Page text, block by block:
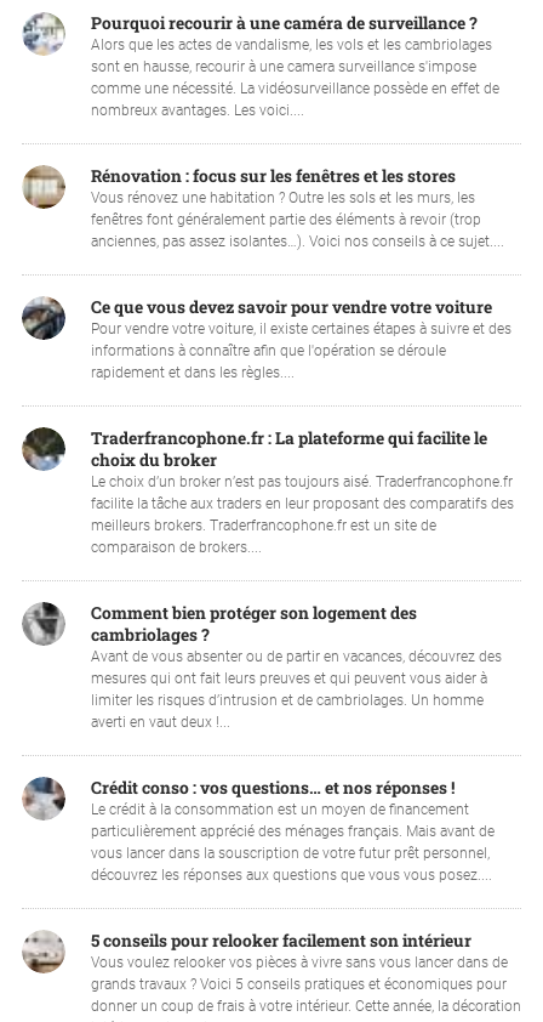
Pourquoi recourir à une caméra de surveillance ?
Alors que les actes de vandalisme, les vols et les cambriolages
sont en hausse, recourir à une camera surveillance s'impose
comme une nécessité. La vidéosurveillance possède en effet de
nombreux avantages. Les voici....
Rénovation : focus sur les fenêtres et les stores
Vous rénovez une habitation ? Outre les sols et les murs, les
fenêtres font généralement partie des éléments à revoir (trop
anciennes, pas assez isolantes…). Voici nos conseils à ce sujet....
Ce que vous devez savoir pour vendre votre voiture
Pour vendre votre voiture, il existe certaines étapes à suivre et des
informations à connaître afin que l'opération se déroule
rapidement et dans les règles....
Traderfrancophone.fr : La plateforme qui facilite le
choix du broker
Le choix d’un broker n’est pas toujours aisé. Traderfrancophone.fr
facilite la tâche aux traders en leur proposant des comparatifs des
meilleurs brokers. Traderfrancophone.fr est un site de
comparaison de brokers....
Comment bien protéger son logement des
cambriolages ?
Avant de vous absenter ou de partir en vacances, découvrez des
mesures qui ont fait leurs preuves et qui peuvent vous aider à
limiter les risques d’intrusion et de cambriolages. Un homme
averti en vaut deux !...
Crédit conso : vos questions… et nos réponses !
Le crédit à la consommation est un moyen de financement
particulièrement apprécié des ménages français. Mais avant de
vous lancer dans la souscription de votre futur prêt personnel,
découvrez les réponses aux questions que vous vous posez....
5 conseils pour relooker facilement son intérieur
Vous voulez relooker vos pièces à vivre sans vous lancer dans de
grands travaux ? Voici 5 conseils pratiques et économiques pour
donner un coup de frais à votre intérieur. Cette année, la décoration